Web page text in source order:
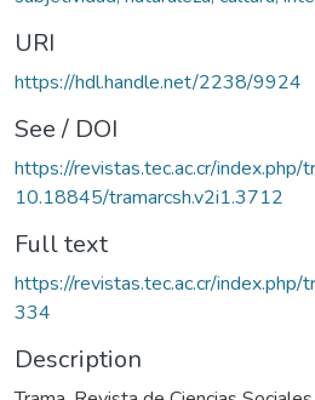
URI
https://hdl.handle.net/2238/9924
See / DOI
https://revistas.tec.ac.cr/
10.18845/tramarcsh.v2i1.3712
Full text
https://revistas.tec.ac.cr/
334
Description